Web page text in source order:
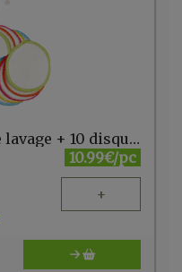
Anae Lot de 1 Pochette de lavage + 10 disques maquillage
10.99€/pc
+